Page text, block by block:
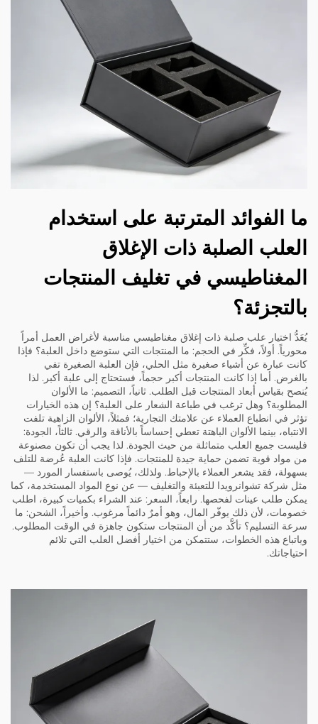
ما الفوائد المترتبة على استخدام
العلب الصلبة ذات الإغلاق
المغناطيسي في تغليف المنتجات
بالتجزئة؟
يُعَدُّ اختيار علب صلبة ذات إغلاق مغناطيسي مناسبة لأغراض العمل أمراً
محورياً. أولاً، فكِّر في الحجم: ما المنتجات التي ستوضع داخل العلبة؟ فإذا
كانت عبارة عن أشياء صغيرة مثل الحلي، فإن العلبة الصغيرة تفي
بالغرض. أما إذا كانت المنتجات أكبر حجماً، فستحتاج إلى علبة أكبر. لذا
يُنصح بقياس أبعاد المنتجات قبل الطلب. ثانياً، التصميم: ما الألوان
المطلوبة؟ وهل ترغب في طباعة الشعار على العلبة؟ إن هذه الخيارات
تؤثر في انطباع العملاء عن علامتك التجارية؛ فمثلاً، الألوان الزاهية تلفت
الانتباه، بينما الألوان الباهتة تعطي إحساساً بالأناقة والرقي. ثالثاً، الجودة:
فليست جميع العلب متماثلة من حيث الجودة. لذا يجب أن تكون مصنوعة
من مواد قوية تضمن حماية جيدة للمنتجات. فإذا كانت العلبة عُرضة للتلف
بسهولة، فقد يشعر العملاء بالإحباط. ولذلك، يُوصى باستفسار المورد —
مثل شركة تشوانرويدا للتعبئة والتغليف — عن نوع المواد المستخدمة، كما
يمكن طلب عينات لفحصها. رابعاً، السعر: عند الشراء بكميات كبيرة، اطلب
خصومات، لأن ذلك يوفّر المال، وهو أمرٌ دائماً مرغوب. وأخيراً، الشحن: ما
سرعة التسليم؟ تأكَّد من أن المنتجات ستكون جاهزة في الوقت المطلوب.
وباتباع هذه الخطوات، ستتمكن من اختيار أفضل العلب التي تلائم
احتياجاتك.